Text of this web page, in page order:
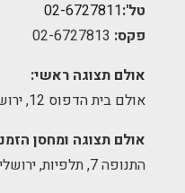
טל':02-6727811
פקס:
אולם תצוגה ראשי:
אולם בית הדפוס 12, ירושלים.
אולם תצוגה ומחסן
התנופה 7, תלפיות, ירושלים.